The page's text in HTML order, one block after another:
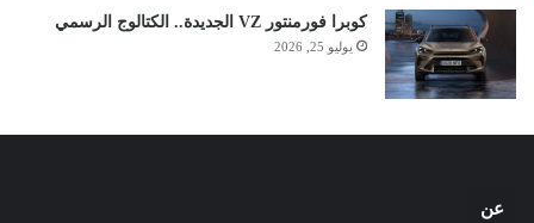
كوبرا فورمنتور VZ الجديدة.. الكتالوج الرسمي
يوليو 25, 2026
عن